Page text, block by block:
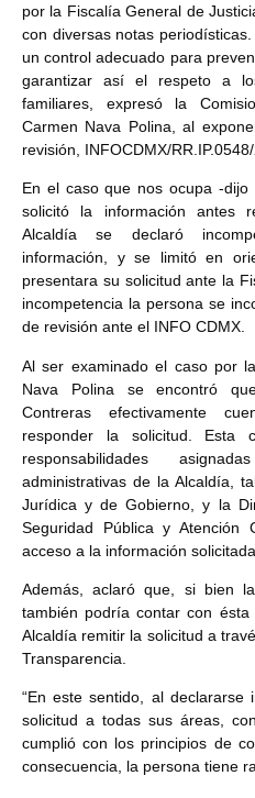
por la Fiscalía General de
con diversas notas
un control adecuado para
garantizar así el respeto a
familiares, expresó la
Carmen Nava Polina, al
revisión, INFOCDMX/RR.IP.0548/
En el caso que nos ocupa -dijo
solicitó la información antes
Alcaldía se declaró
información, y se limitó en
presentara su solicitud ante la
incompetencia la persona se
de revisión ante el INFO CDMX.
Al ser examinado el caso por
Nava Polina se encontró
Contreras efectivamente
responder la solicitud. Esta
responsabilidades
administrativas de la Alcaldía,
Jurídica y de Gobierno, y la
Seguridad Pública y Atención
acceso a la información solicitada.
Además, aclaró que, si bien
también podría contar con
Alcaldía remitir la solicitud a
Transparencia.
“En este sentido, al
solicitud a todas sus áreas,
cumplió con los principios de
consecuencia, la persona tiene